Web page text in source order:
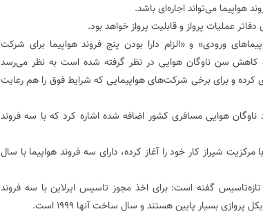
«محدودیت سنی ۱۵ سال برای هواپیماهای ورودی» و «الزام دارا بودن پنج فروند هواپیما‌ برای شرکت
کاهش سن ناوگان هوایی در نظر گرفته شده است به نظر می‌رسد
کرده و برای برخی شرکت‌های هواپیمایی که شرایط فوق را هم رعایت
ناوگان هوایی مسافری کشور اضافه شده اشاره کرد که با سه فروند
شیراز کار خود را آغاز کرده، دارای سه فروند هواپیما با سال
گفته است: برای اخذ مجوز تاسیس ایرلاین با سه فروند